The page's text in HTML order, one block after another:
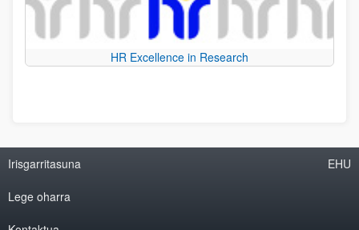
HR Excellence in Research
Irisgarritasuna
Lege oharra
EHU